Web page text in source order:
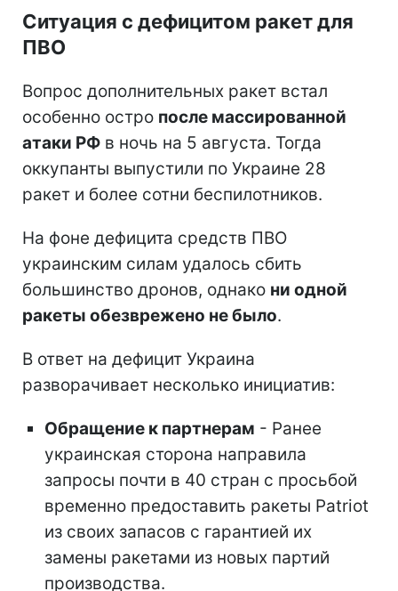
Ситуация с дефицитом ракет для
ПВО
Вопрос дополнительных ракет встал
особенно остро после массированной
атаки РФ в ночь на 5 августа. Тогда
оккупанты выпустили по Украине 28
ракет и более сотни беспилотников.
На фоне дефицита средств ПВО
украинским силам удалось сбить
большинство дронов, однако ни одной
ракеты обезврежено не было.
В ответ на дефицит Украина
разворачивает несколько инициатив:
Обращение к партнерам - Ранее
украинская сторона направила
запросы почти в 40 стран с просьбой
временно предоставить ракеты Patriot
из своих запасов с гарантией их
замены ракетами из новых партий
производства.